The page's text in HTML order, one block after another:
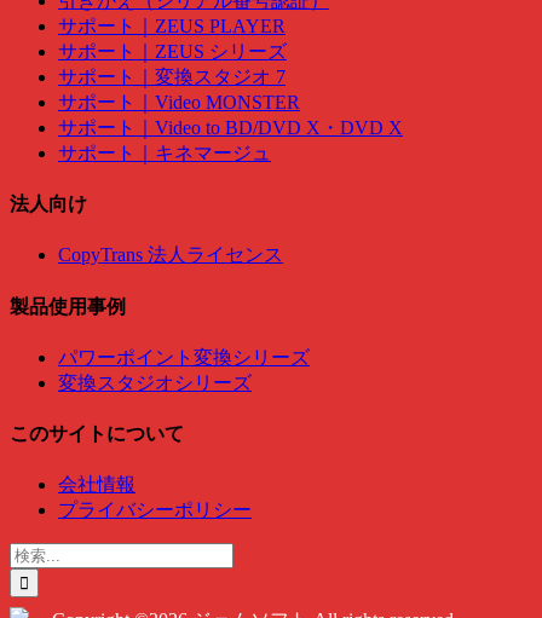
サポート｜ZEUS PLAYER
サポート｜ZEUS シリーズ
サポート｜変換スタジオ 7
サポート｜Video MONSTER
サポート｜Video to BD/DVD X・DVD X
サポート｜キネマージュ
法人向け
CopyTrans 法人ライセンス
製品使用事例
パワーポイント変換シリーズ
変換スタジオシリーズ
このサイトについて
会社情報
プライバシーポリシー
検
索
…